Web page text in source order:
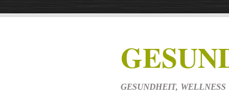
GESUNDHEIT, WELLNESS